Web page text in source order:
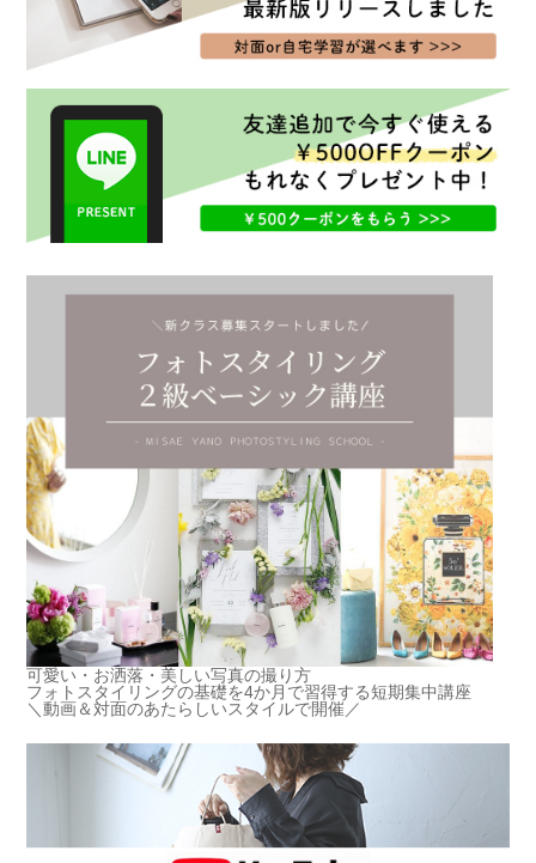
可愛い・お洒落・美しい写真の撮り方
フォトスタイリングの基礎を4か月で習得する短期集中講座
＼動画＆対面のあたらしいスタイルで開催／